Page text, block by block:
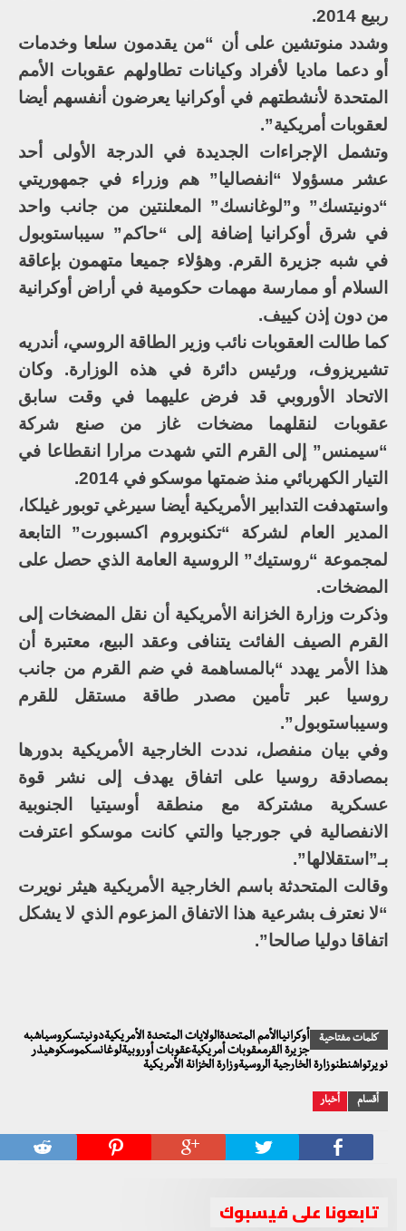
ربيع 2014.
وشدد منوتشين على أن “من يقدمون سلعا وخدمات
أو دعما ماديا لأفراد وكيانات تطاولهم عقوبات الأمم
المتحدة لأنشطتهم في أوكرانيا يعرضون أنفسهم أيضا
لعقوبات أمريكية”.
وتشمل الإجراءات الجديدة في الدرجة الأولى أحد
عشر مسؤولا “انفصاليا” هم وزراء في جمهوريتي
“دونيتسك” و”لوغانسك” المعلنتين من جانب واحد
في شرق أوكرانيا إضافة إلى “حاكم” سيباستوبول
في شبه جزيرة القرم. وهؤلاء جميعا متهمون بإعاقة
السلام أو ممارسة مهمات حكومية في أراض أوكرانية
من دون إذن كييف.
كما طالت العقوبات نائب وزير الطاقة الروسي، أندريه
تشيريزوف، ورئيس دائرة في هذه الوزارة. وكان
الاتحاد الأوروبي قد فرض عليهما في وقت سابق
عقوبات لنقلهما مضخات غاز من صنع شركة
“سيمنس” إلى القرم التي شهدت مرارا انقطاعا في
التيار الكهربائي منذ ضمتها موسكو في 2014.
واستهدفت التدابير الأمريكية أيضا سيرغي توبور غيلكا،
المدير العام لشركة “تكنوبروم اكسبورت” التابعة
لمجموعة “روستيك” الروسية العامة الذي حصل على
المضخات.
وذكرت وزارة الخزانة الأمريكية أن نقل المضخات إلى
القرم الصيف الفائت يتنافى وعقد البيع، معتبرة أن
هذا الأمر يهدد “بالمساهمة في ضم القرم من جانب
روسيا عبر تأمين مصدر طاقة مستقل للقرم
وسيباستوبول”.
وفي بيان منفصل، نددت الخارجية الأمريكية بدورها
بمصادقة روسيا على اتفاق يهدف إلى نشر قوة
عسكرية مشتركة مع منطقة أوسيتيا الجنوبية
الانفصالية في جورجيا والتي كانت موسكو اعترفت
بـ”استقلالها”.
وقالت المتحدثة باسم الخارجية الأمريكية هيثر نويرت
“لا نعترف بشرعية هذا الاتفاق المزعوم الذي لا يشكل
اتفاقا دوليا صالحا”.
كلمات مفتاحية
أوكرانياالأمم المتحدةالولايات المتحدة الأمريكيةدونيتسكروسياشبه
جزيرة القرمعقوبات أمريكيةعقوبات أوروبيةلوغانسكموسكوهيذر
نويرتواشنطنوزارة الخارجية الروسيةوزارة الخزانة الأمريكية
أقسام أخبار
تابعونا على فيسبوك